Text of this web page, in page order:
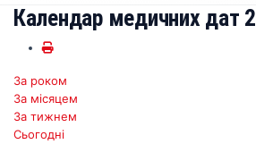
Календар медичних дат
За роком
За місяцем
За тижнем
Сьогодні